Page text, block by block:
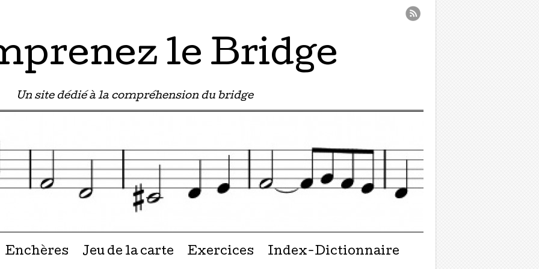
le Bridge
Un site dédié à la compréhension du bridge
contenu
Enchères Jeu de la carte Exercices Index-Dictionnaire